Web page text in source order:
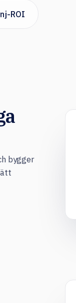
ROI
bygger